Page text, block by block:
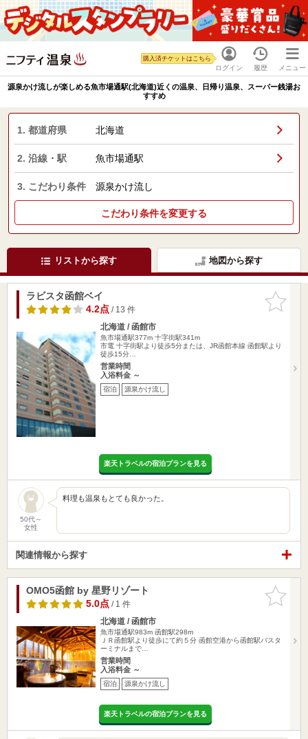
ログイン
購入済チケットはこちら
履歴 メニュー
源泉かけ流しが楽しめる魚市場通駅(北海道)近くの温泉、日帰り温泉、スーパー銭湯お
すすめ
1. 都道府県 北海道
2. 沿線・駅 魚市場通駅
3. こだわり条件 源泉かけ流し
こだわり条件を変更する
リストから探す 地図から探す
お気に入
りに追加
ラビスタ函館ベイ
4.2点/ 13 件
北海道 / 函館市
魚市場通駅377m 十字街駅341m
市電 十字街駅より徒歩5分または、JR函館本線 函館駅より
徒歩15分…
営業時間
入浴料金 ～
宿泊 源泉かけ流し
楽天トラベルの宿泊プランを見る
50代～
女性
料理も温泉もとても良かった。
関連情報から探す
お気に入
りに追加
OMO5函館 by 星野リゾート
5.0点/ 1 件
北海道 / 函館市
魚市場通駅983m 函館駅298m
ＪＲ函館駅より徒歩にて約５分 函館空港から函館駅バスタ
ーミナルまで…
営業時間
入浴料金 ～
宿泊 源泉かけ流し
楽天トラベルの宿泊プランを見る